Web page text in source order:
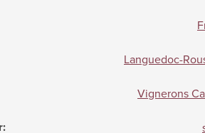
Languedoc-
Vignerons
: